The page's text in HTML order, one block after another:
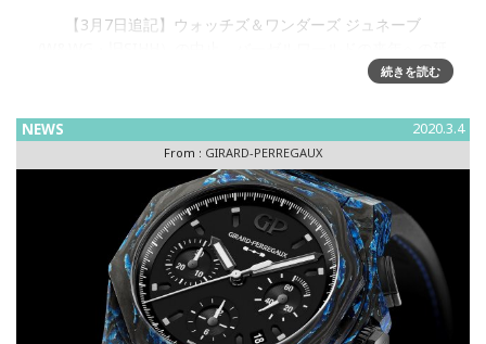
【3月7日追記】ウォッチズ＆ワンダーズ ジュネーブ
期といった時計業界の大規模展示会の相次ぐスケジュール変
ガリを中心とする新たな
続きを読む
NEWS 2020.3.4
From : GIRARD-PERREGAUX